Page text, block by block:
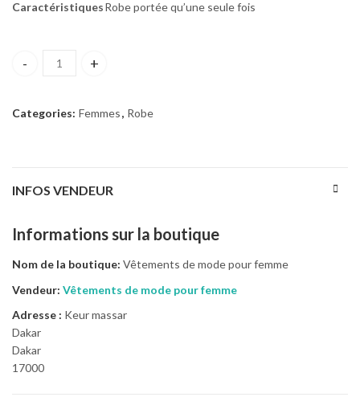
CaractéristiquesRobe portée qu’une seule fois
Robe de cérémonie quantity
Categories: Femmes, Robe
INFOS VENDEUR
Informations sur la boutique
Nom de la boutique: Vêtements de mode pour femme
Vendeur: Vêtements de mode pour femme
Adresse : Keur massar
Dakar
Dakar
17000